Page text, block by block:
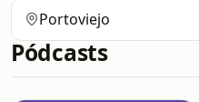
Portoviejo
Pódcasts